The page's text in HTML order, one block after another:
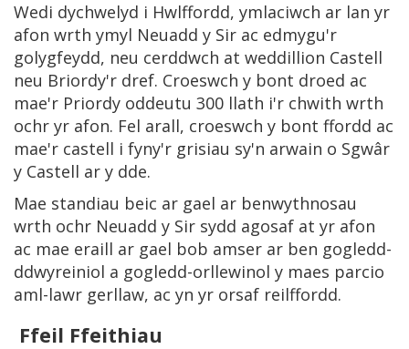
Wedi dychwelyd i Hwlffordd, ymlaciwch ar lan yr
afon wrth ymyl Neuadd y Sir ac edmygu'r
golygfeydd, neu cerddwch at weddillion Castell
neu Briordy'r dref. Croeswch y bont droed ac
mae'r Priordy oddeutu 300 llath i'r chwith wrth
ochr yr afon. Fel arall, croeswch y bont ffordd ac
mae'r castell i fyny'r grisiau sy'n arwain o Sgwâr
y Castell ar y dde.
Mae standiau beic ar gael ar benwythnosau
wrth ochr Neuadd y Sir sydd agosaf at yr afon
ac mae eraill ar gael bob amser ar ben gogledd-
ddwyreiniol a gogledd-orllewinol y maes parcio
aml-lawr gerllaw, ac yn yr orsaf reilffordd.
Ffeil Ffeithiau